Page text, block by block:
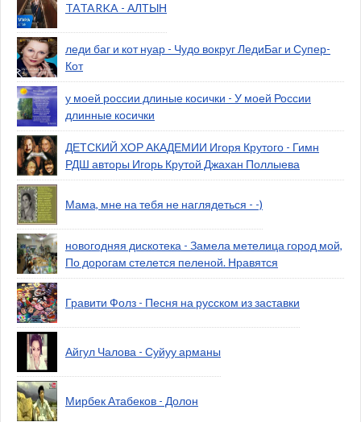
TATARKA - АЛТЫН
леди баг и кот нуар - Чудо вокруг ЛедиБаг и Супер-
Кот
у моей россии длиные косички - У моей России
длинные косички
ДЕТСКИЙ ХОР АКАДЕМИИ Игоря Крутого - Гимн
РДШ авторы Игорь Крутой Джахан Поллыева
Мама, мне на тебя не наглядеться - -)
новогодняя дискотека - Замела метелица город мой,
По дорогам стелется пеленой. Нравятся
Гравити Фолз - Песня на русском из заставки
Айгул Чалова - Суйуу арманы
Мирбек Атабеков - Долон